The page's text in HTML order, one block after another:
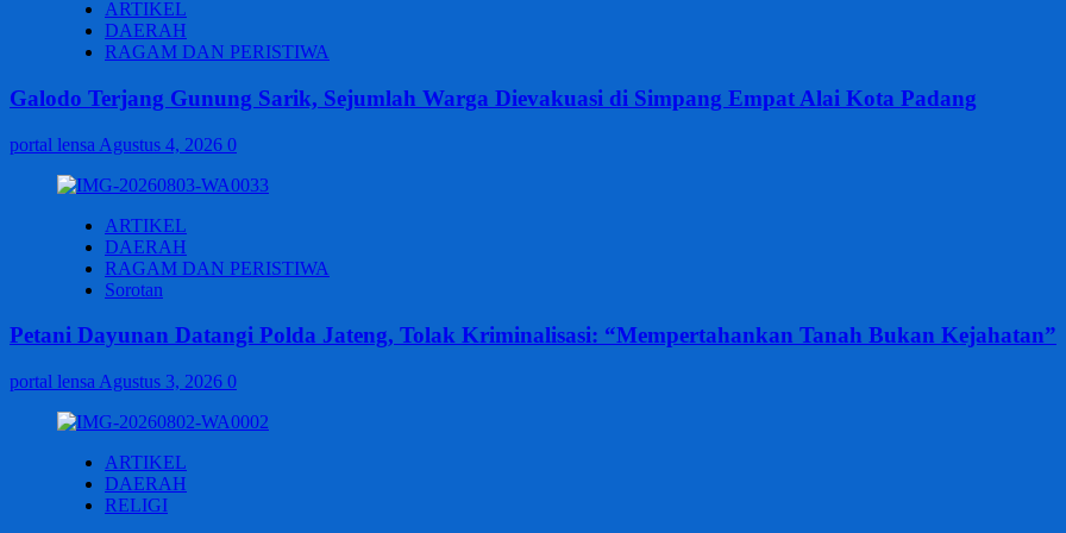
ARTIKEL
DAERAH
RAGAM DAN PERISTIWA
Galodo Terjang Gunung Sarik, Sejumlah Warga Dievakuasi di Simpang Empat Alai Kota Padang
portal lensa Agustus 4, 2026 0
ARTIKEL
DAERAH
RAGAM DAN PERISTIWA
Sorotan
Petani Dayunan Datangi Polda Jateng, Tolak Kriminalisasi: “Mempertahankan Tanah Bukan Kejahatan”
portal lensa Agustus 3, 2026 0
ARTIKEL
DAERAH
RELIGI